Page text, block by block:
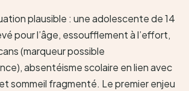
plausible : une adolescente de 14
pour l’âge, essoufflement à l’effort,
(marqueur possible
absentéisme scolaire en lien avec
sommeil fragmenté. Le premier enjeu